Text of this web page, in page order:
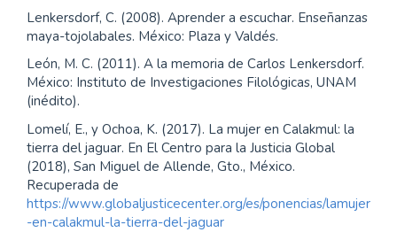
Lenkersdorf, C. (2008). Aprender a escuchar. Enseñanzas
maya-tojolabales. México: Plaza y Valdés.
León, M. C. (2011). A la memoria de Carlos Lenkersdorf.
México: Instituto de Investigaciones Filológicas, UNAM
(inédito).
Lomelí, E., y Ochoa, K. (2017). La mujer en Calakmul: la
tierra del jaguar. En El Centro para la Justicia Global
(2018), San Miguel de Allende, Gto., México.
Recuperada de
https://www.globaljusticecenter.org/es/ponencias/lamujer
-en-calakmul-la-tierra-del-jaguar